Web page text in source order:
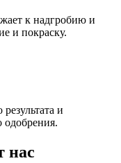
к надгробию и
и покраску.
и
одобрения.
нас